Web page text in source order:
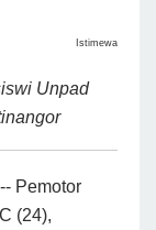
Istimewa
Unpad
-- Pemotor
(24),